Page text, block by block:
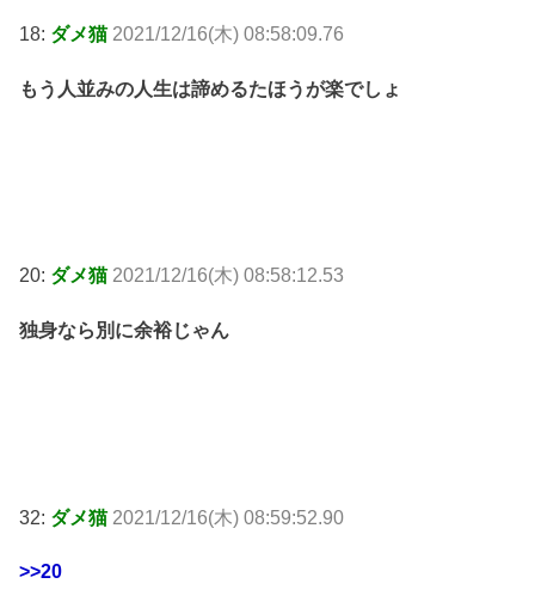
18: ダメ猫 2021/12/16(木) 08:58:09.76
もう人並みの人生は諦めるたほうが楽でしょ
20: ダメ猫 2021/12/16(木) 08:58:12.53
独身なら別に余裕じゃん
32: ダメ猫 2021/12/16(木) 08:59:52.90
>>20